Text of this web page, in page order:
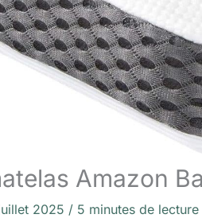
Amazon
2025 / 5 minutes de lecture